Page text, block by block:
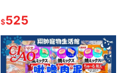
鳥飼料｜鸚鵡飼料｜翔帥寵物
$525